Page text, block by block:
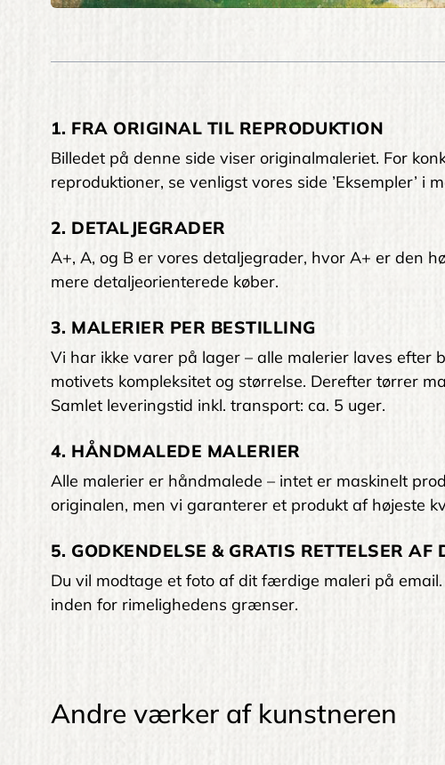
1. FRA ORIGINAL TIL REPRODUKTION
Billedet på denne side viser originalmaleriet. For
reproduktioner, se venligst vores side ’Eksempler’ i
2. DETALJEGRADER
A+, A, og B er vores detaljegrader, hvor A+ er den
mere detaljeorienterede køber.
3. MALERIER PER BESTILLING
Vi har ikke varer på lager – alle malerier laves
motivets kompleksitet og størrelse. Derefter tørrer
Samlet leveringstid inkl. transport: ca. 5 uger.
4. HÅNDMALEDE MALERIER
Alle malerier er håndmalede – intet er maskinelt
originalen, men vi garanterer et produkt af højeste
5. GODKENDELSE & GRATIS RETTELSER AF
Du vil modtage et foto af dit færdige maleri på
inden for rimelighedens grænser.
Andre værker af kunstneren